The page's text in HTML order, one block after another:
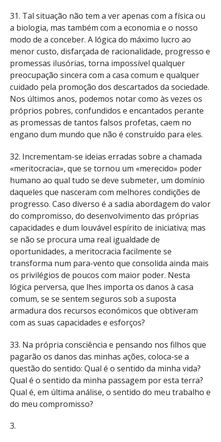
31. Tal situação não tem a ver apenas com a física ou
a biologia, mas também com a economia e o nosso
modo de a conceber. A lógica do máximo lucro ao
menor custo, disfarçada de racionalidade, progresso e
promessas ilusórias, torna impossível qualquer
preocupação sincera com a casa comum e qualquer
cuidado pela promoção dos descartados da sociedade.
Nos últimos anos, podemos notar como às vezes os
próprios pobres, confundidos e encantados perante
as promessas de tantos falsos profetas, caem no
engano dum mundo que não é construído para eles.
32. Incrementam-se ideias erradas sobre a chamada
«meritocracia», que se tornou um «merecido» poder
humano ao qual tudo se deve submeter, um domínio
daqueles que nasceram com melhores condições de
progresso. Caso diverso é a sadia abordagem do valor
do compromisso, do desenvolvimento das próprias
capacidades e dum louvável espírito de iniciativa; mas
se não se procura uma real igualdade de
oportunidades, a meritocracia facilmente se
transforma num para-vento que consolida ainda mais
os privilégios de poucos com maior poder. Nesta
lógica perversa, que lhes importa os danos à casa
comum, se se sentem seguros sob a suposta
armadura dos recursos económicos que obtiveram
com as suas capacidades e esforços?
33. Na própria consciência e pensando nos filhos que
pagarão os danos das minhas ações, coloca-se a
questão do sentido: Qual é o sentido da minha vida?
Qual é o sentido da minha passagem por esta terra?
Qual é, em última análise, o sentido do meu trabalho e
do meu compromisso?
3.